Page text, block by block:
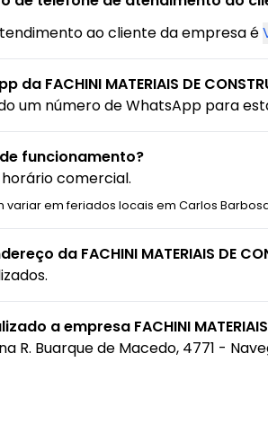
ao cliente da empresa é
da FACHINI MATERIAIS DE
um número de WhatsApp para
funcionamento?
comercial.
variar em feriados locais em Carlos
da FACHINI MATERIAIS DE
a empresa FACHINI
R. Buarque de Macedo, 4771 -